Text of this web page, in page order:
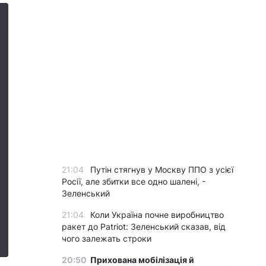
21:04
Путін стягнув у Москву ППО з усієї
Росії, але збитки все одно шалені, -
Зеленський
21:04
Коли Україна почне виробництво
ракет до Patriot: Зеленський сказав, від
чого залежать строки
20:50 Прихована мобілізація й